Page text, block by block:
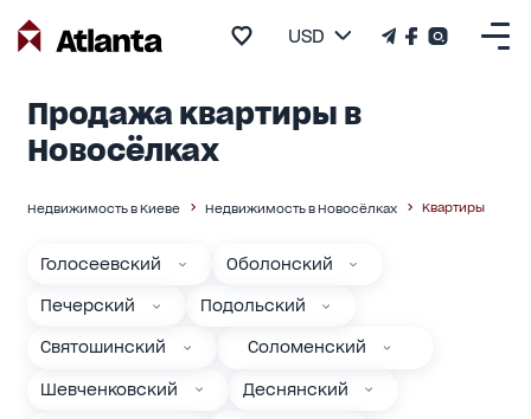
USD
Продажа квартиры в
Новосёлках
Недвижимость в Киеве Недвижимость в Новосёлках Квартиры
Голосеевский Оболонский
Печерский Подольский
Святошинский Соломенский
Шевченковский Деснянский